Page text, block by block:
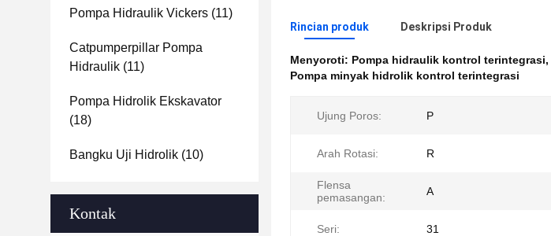
Pompa Hidraulik Vickers (11)
Catpumperpillar Pompa
Hidraulik (11)
Pompa Hidrolik Ekskavator
(18)
Bangku Uji Hidrolik (10)
Kontak
Rincian produk Deskripsi Produk
Menyoroti: Pompa hidraulik kontrol terintegrasi,
Pompa minyak hidrolik kontrol terintegrasi
Ujung Poros: P
Arah Rotasi: R
Flensa
pemasangan:
A
Seri: 31